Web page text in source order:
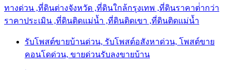
ทางด่วน ,ที่ดินต่างจังหวัด ,ที่ดินใกล้กรุงเทพ ,ที่ดินราคาต่ํากว่า
ราคาประเมิน ,ที่ดินติดแม่น้ำ ,ที่ดินติดเขา ,ที่ดินติดแม่น้ำ
รับโพสต์ขายบ้านด่วน, รับโพสต์อสังหาด่วน, โพสต์ขาย
คอนโดด่วน, ขายด่วนรับลงขายบ้าน